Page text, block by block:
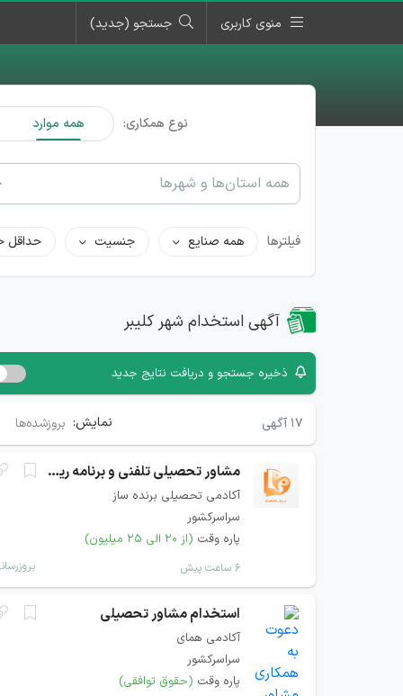
منوی کاربری جستجو (جدید)
نوع همکاری: همه موارد
همه استان‌ها و شهرها
فیلترها همه صنایع جنسیت حداقل
آگهی استخدام شهر کلیبر
ذخیره جستجو و دریافت نتایج جدید
۱۷ آگهی نمایش: بروزشده‌ها
مشاور تحصیلی تلفنی و برنامه ریزی
آکادمی تحصیلی برنده ساز
سراسرکشور
پاره وقت (از ۲۰ الی ۲۵ میلیون)
۶ ساعت پیش
استخدام مشاور تحصیلی
آکادمی همای
سراسرکشور
پاره وقت (حقوق توافقی)